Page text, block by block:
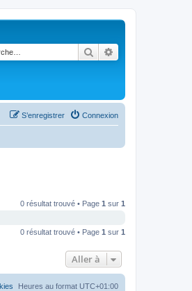
Rechercher
Connexion
S’enregistrer
0 résultat trouvé • Page 1 sur 1
0 résultat trouvé • Page 1 sur 1
Aller à
Heures au format UTC+01:00